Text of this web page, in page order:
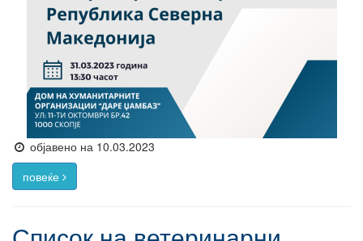
објавено на 10.03.2023
повеќе